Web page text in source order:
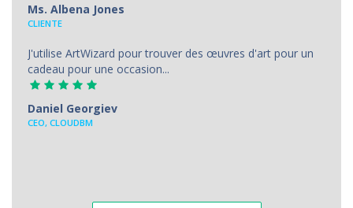
Ms. Albena Jones
CLIENTE
J'utilise ArtWizard pour trouver des œuvres d'art pour un
cadeau pour une occasion...
Daniel Georgiev
CEO, CLOUDBM